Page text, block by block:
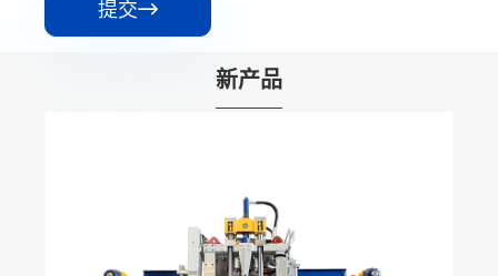
提交
新产品